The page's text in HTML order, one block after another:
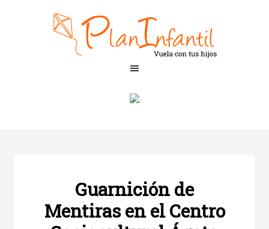
Guarnición de
Mentiras en el Centro